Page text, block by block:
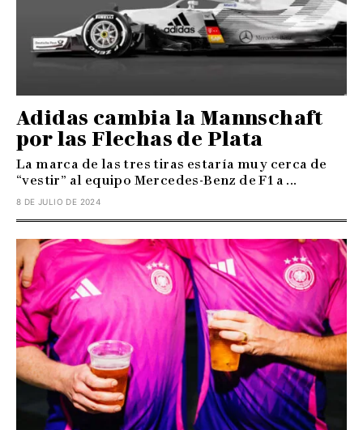
Adidas cambia la Mannschaft
por las Flechas de Plata
La marca de las tres tiras estaría muy cerca de
“vestir” al equipo Mercedes-Benz de F1 a ...
8 DE JULIO DE 2024